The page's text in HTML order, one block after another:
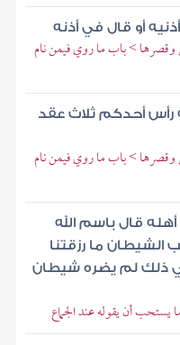
أو قال في أذنه
> باب ما روي فيمن نام
رأس أحدكم ثلاث عقد
> باب ما روي فيمن نام
أهله قال باسم الله
الشيطان ما رزقتنا
ذلك لم يضره شيطان
أن يقوله عند الجماع